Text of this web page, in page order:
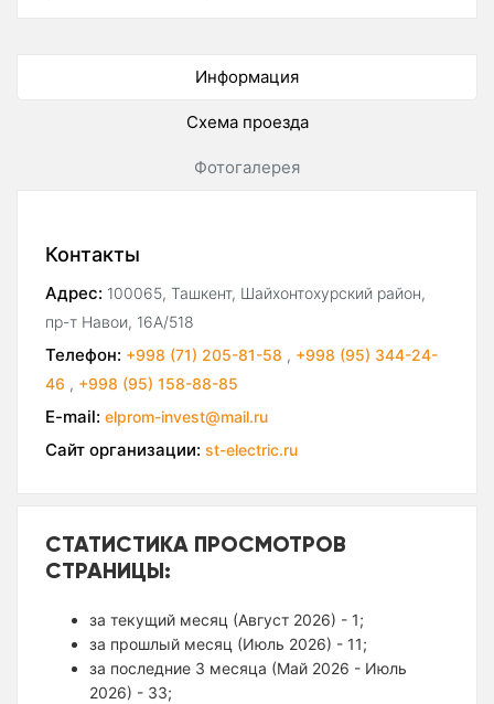
Информация
Схема проезда
Фотогалерея
Контакты
Адрес: 100065, Ташкент, Шайхонтохурский район,
пр-т Навои, 16А/518
Телефон: +998 (71) 205-81-58 , +998 (95) 344-24-
46 , +998 (95) 158-88-85
E-mail: elprom-invest@mail.ru
Сайт организации: st-electric.ru
СТАТИСТИКА ПРОСМОТРОВ
СТРАНИЦЫ:
за текущий месяц (Август 2026) - 1;
за прошлый месяц (Июль 2026) - 11;
за последние 3 месяца (Май 2026 - Июль
2026) - 33;